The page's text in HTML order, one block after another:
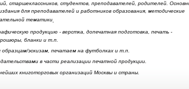
старшеклассников, студентов, преподавателей, родителей.
для преподавателей и работников образования, методические
тематики.
продукцию - верстка, допечатная подготовка, печать -
бланки и т.п.
эскизам, печатаем на футболках и т.п.
в части реализации печатной продукции.
книготорговых организаций Москвы и страны.